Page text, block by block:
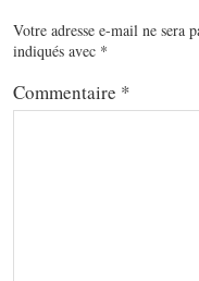
Votre adresse e-mail ne sera
indiqués avec *
Commentaire *